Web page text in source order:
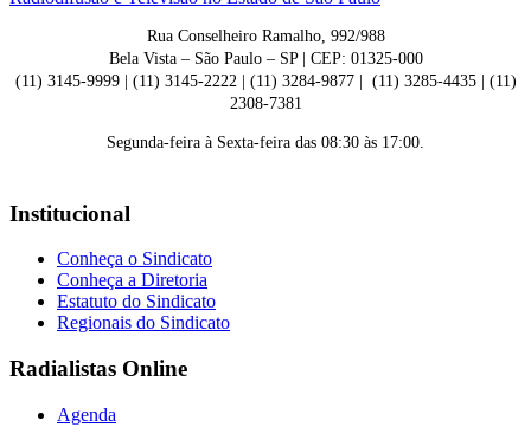
Rua Conselheiro Ramalho, 992/988
Bela Vista – São Paulo – SP | CEP: 01325-000
(11) 3145-9999 | (11) 3145-2222 | (11) 3284-9877 | (11) 3285-4435 | (11)
2308-7381
Segunda-feira à Sexta-feira das 08:30 às 17:00.
Institucional
Conheça o Sindicato
Conheça a Diretoria
Estatuto do Sindicato
Regionais do Sindicato
Radialistas Online
Agenda